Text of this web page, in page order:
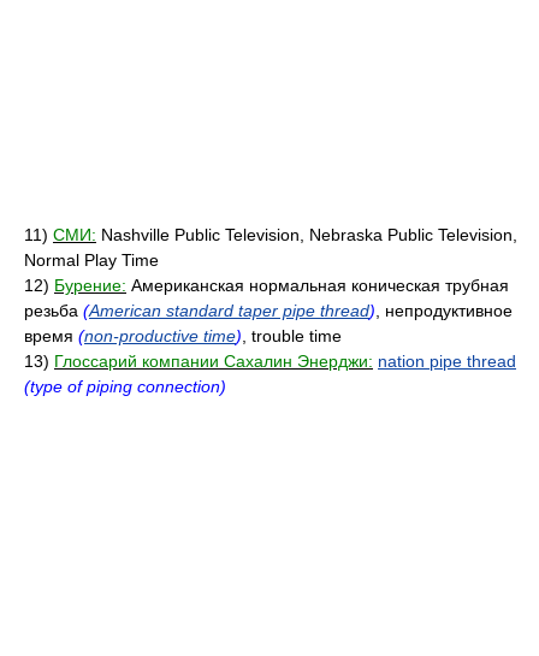
11) СМИ: Nashville Public Television, Nebraska Public Television,
Normal Play Time
12) Бурение: Американская нормальная коническая трубная
резьба (American standard taper pipe thread) , непродуктивное
время (non-productive time) , trouble time
13) Глоссарий компании Сахалин Энерджи: nation pipe thread
(type of piping connection)